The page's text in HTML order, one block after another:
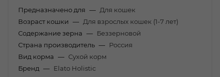
Предназначено для — Для кошек
Возраст кошки — Для взрослых кошек (1-7 лет)
Содержание зерна — Беззерновой
Страна производитель — Россия
Вид корма — Сухой корм
Бренд — Elato Holistic